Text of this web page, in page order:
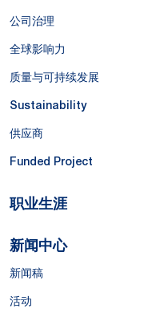
公司治理
全球影响力
质量与可持续发展
Sustainability
供应商
Funded Project
职业生涯
新闻中心
新闻稿
活动